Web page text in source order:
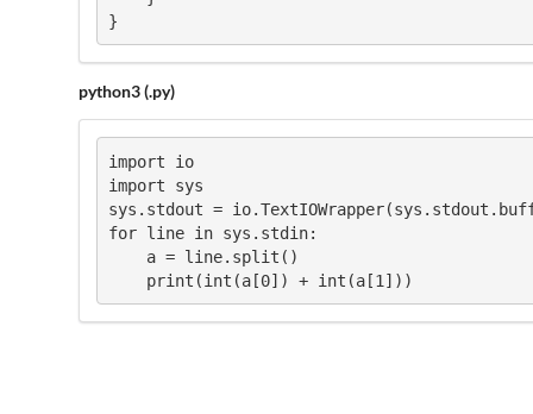
}
python3 (.py)
import io
import sys
sys.stdout =
for line in sys.stdin:
    print(int(a[0]) + int(a[1]))